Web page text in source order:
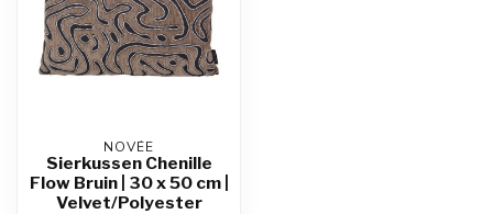
NOVÉE
Sierkussen Chenille
Flow Bruin | 30 x 50 cm |
Velvet/Polyester